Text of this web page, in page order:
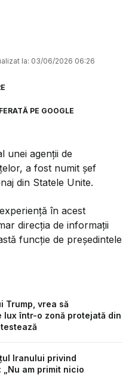
la: 03/06/2026 06:26
PE GOOGLE
unei agenții de
a fost numit șef
din Statele Unite.
în acest
direcția de informații
funcție de președintele
Trump, vrea să
într-o zonă protejată din
Iranului privind
am primit nicio